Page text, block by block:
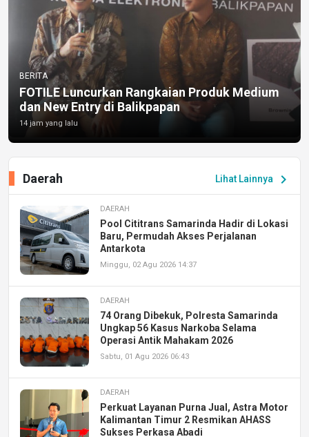
BERITA
FOTILE Luncurkan Rangkaian Produk Medium
dan New Entry di Balikpapan
14 jam yang lalu
Lihat Lainnya chevron_right
Daerah
DAERAH
Pool Cititrans Samarinda Hadir di Lokasi
Baru, Permudah Akses Perjalanan
Antarkota
Minggu, 02 Agu 2026 14:37
DAERAH
74 Orang Dibekuk, Polresta Samarinda
Ungkap 56 Kasus Narkoba Selama
Operasi Antik Mahakam 2026
Sabtu, 01 Agu 2026 06:43
DAERAH
Perkuat Layanan Purna Jual, Astra Motor
Kalimantan Timur 2 Resmikan AHASS
Sukses Perkasa Abadi